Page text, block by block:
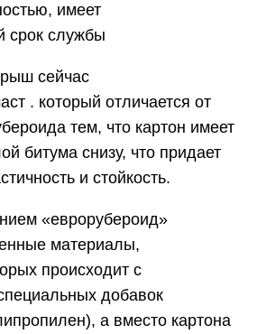
имеет
срок службы
сейчас
. который отличается от
тем, что картон имеет
битума снизу, что придает
и стойкость.
«еврорубероид»
материалы,
происходит с
добавок
а вместо картона